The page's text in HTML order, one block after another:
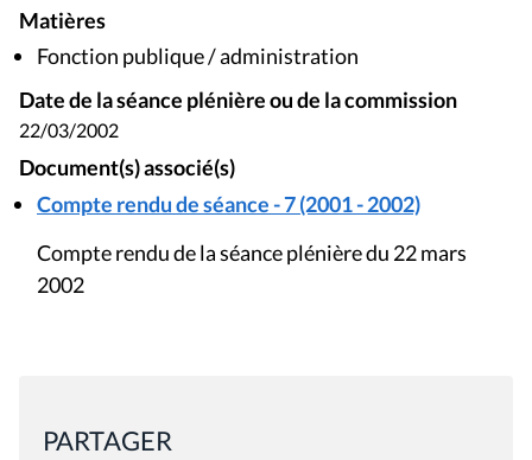
Matières
Fonction publique / administration
Date de la séance plénière ou de la commission
22/03/2002
Document(s) associé(s)
Compte rendu de séance - 7 (2001 - 2002)
Compte rendu de la séance plénière du 22 mars
2002
PARTAGER